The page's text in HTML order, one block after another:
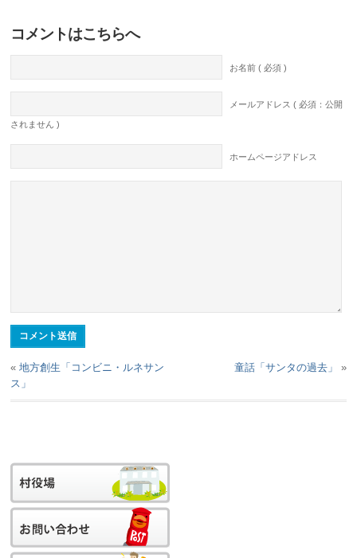
コメントはこちらへ
お名前 ( 必須 )
メールアドレス ( 必須：公開
されません )
ホームページアドレス
«地方創生「コンビニ・ルネサン
ス」
童話「サンタの過去」 »